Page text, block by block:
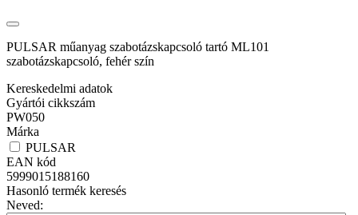
PULSAR műanyag szabotázskapcsoló tartó ML101
szabotázskapcsoló, fehér szín
Kereskedelmi adatok
Gyártói cikkszám
PW050
Márka
PULSAR
EAN kód
5999015188160
Hasonló termék keresés
Neved: